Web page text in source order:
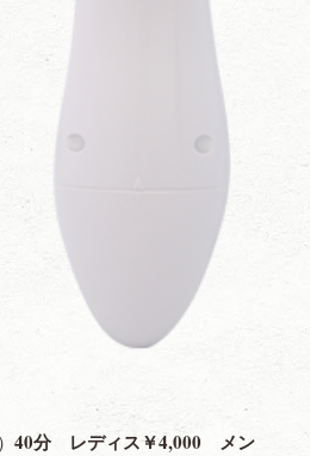
40分 レディス￥4,000 メン